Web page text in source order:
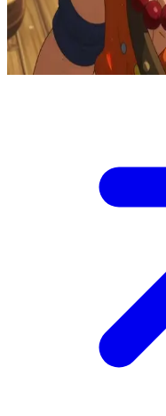
「家族」の絆、そして
てきた物語を語ってく
Show more